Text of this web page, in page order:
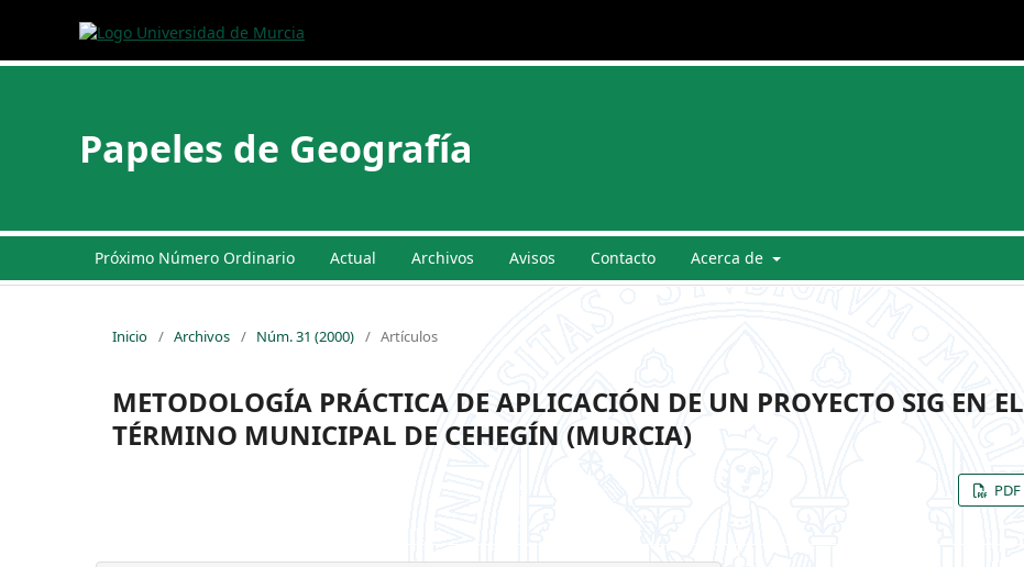
Papeles de Geografía
Próximo Número Ordinario Actual Archivos Avisos Contacto Acerca de
Inicio / Archivos / Núm. 31 (2000) / Artículos
METODOLOGÍA PRÁCTICA DE APLICACIÓN DE UN PROYECTO SIG EN EL
TÉRMINO MUNICIPAL DE CEHEGÍN (MURCIA)
PDF